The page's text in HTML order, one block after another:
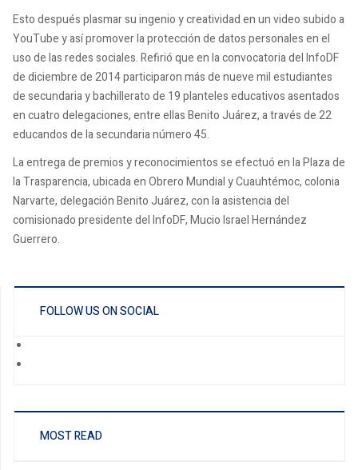
Esto después plasmar su ingenio y creatividad en un video subido a
YouTube y así promover la protección de datos personales en el
uso de las redes sociales. Refirió que en la convocatoria del InfoDF
de diciembre de 2014 participaron más de nueve mil estudiantes
de secundaria y bachillerato de 19 planteles educativos asentados
en cuatro delegaciones, entre ellas Benito Juárez, a través de 22
educandos de la secundaria número 45.
La entrega de premios y reconocimientos se efectuó en la Plaza de
la Trasparencia, ubicada en Obrero Mundial y Cuauhtémoc, colonia
Narvarte, delegación Benito Juárez, con la asistencia del
comisionado presidente del InfoDF, Mucio Israel Hernández
Guerrero.
FOLLOW US ON SOCIAL
MOST READ